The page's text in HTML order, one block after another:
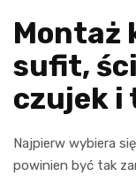
Montaż
sufit,
czujek i
Najpierw wybiera
powinien być tak